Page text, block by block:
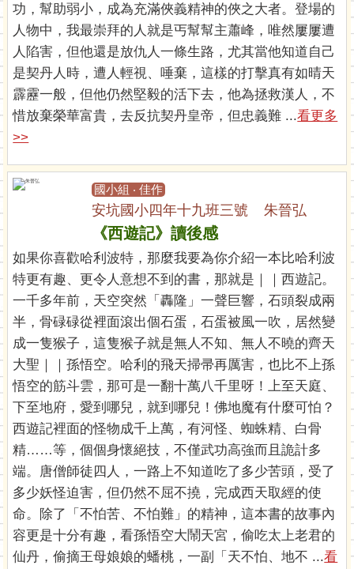
功，幫助弱小，成為充滿俠義精神的俠之大者。登場的
人物中，我最崇拜的人就是丐幫幫主蕭峰，唯然屢屢遭
人陷害，但他還是放仇人一條生路，尤其當他知道自己
是契丹人時，遭人輕視、唾棄，這樣的打擊真有如晴天
霹靂一般，但他仍然堅毅的活下去，他為拯救漢人，不
惜放棄榮華富貴，去反抗契丹皇帝，但忠義難 ...看更多
>>
國小組 ‧ 佳作
安坑國小四年十九班三號 朱晉弘
《西遊記》讀後感
如果你喜歡哈利波特，那麼我要為你介紹一本比哈利波
特更有趣、更令人意想不到的書，那就是｜｜西遊記。
一千多年前，天空突然「轟隆」一聲巨響，石頭裂成兩
半，骨碌碌從裡面滾出個石蛋，石蛋被風一吹，居然變
成一隻猴子，這隻猴子就是無人不知、無人不曉的齊天
大聖｜｜孫悟空。哈利的飛天掃帚再厲害，也比不上孫
悟空的筋斗雲，那可是一翻十萬八千里呀！上至天庭、
下至地府，愛到哪兒，就到哪兒！佛地魔有什麼可怕？
西遊記裡面的怪物成千上萬，有河怪、蜘蛛精、白骨
精……等，個個身懷絕技，不僅武功高強而且詭計多
端。唐僧師徒四人，一路上不知道吃了多少苦頭，受了
多少妖怪迫害，但仍然不屈不撓，完成西天取經的使
命。除了「不怕苦、不怕難」的精神，這本書的故事內
容更是十分有趣，看孫悟空大鬧天宮，偷吃太上老君的
仙丹，偷摘王母娘娘的蟠桃，一副「天不怕、地不 ...看